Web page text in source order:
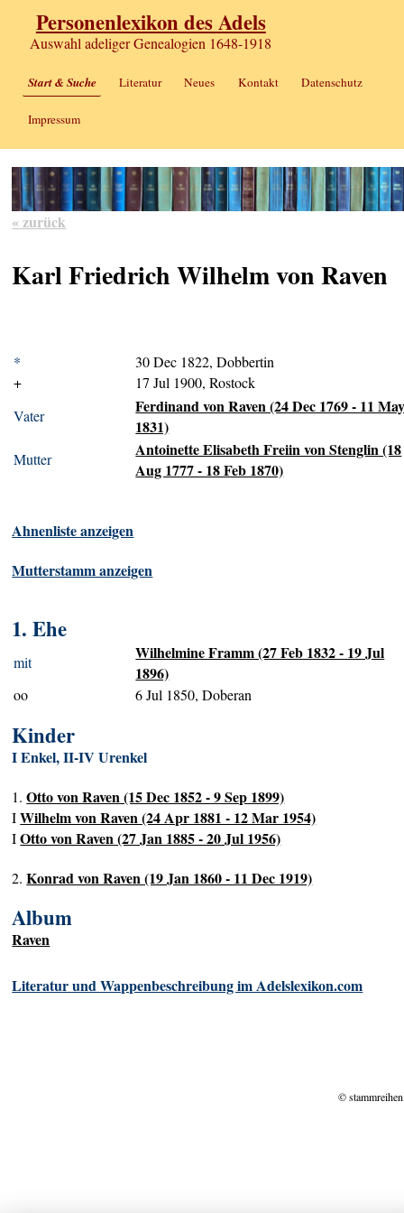
Personenlexikon des Adels
Auswahl adeliger Genealogien 1648-1918
Start & Suche Literatur Neues Kontakt Datenschutz
Impressum
« zurück
Karl Friedrich Wilhelm von Raven
*
30 Dec 1822, Dobbertin
+
17 Jul 1900, Rostock
Vater
Ferdinand von Raven (24 Dec 1769 - 11
1831)
Mutter
Antoinette Elisabeth Freiin von Stenglin (18
Aug 1777 - 18 Feb 1870)
Ahnenliste anzeigen
Mutterstamm anzeigen
1. Ehe
mit
Wilhelmine Framm (27 Feb 1832 - 19 Jul
1896)
oo 6 Jul 1850, Doberan
Kinder
I Enkel, II-IV Urenkel
1.Otto von Raven (15 Dec 1852 - 9 Sep 1899)
IWilhelm von Raven (24 Apr 1881 - 12 Mar 1954)
IOtto von Raven (27 Jan 1885 - 20 Jul 1956)
2.Konrad von Raven (19 Jan 1860 - 11 Dec 1919)
Album
Raven
Literatur und Wappenbeschreibung im Adelslexikon.com
©